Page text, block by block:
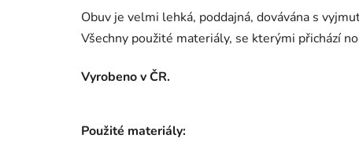
Obuv je velmi lehká, poddajná, dovávána s
Všechny použité materiály, se kterými přichází
Vyrobeno v ČR.
Použité materiály: